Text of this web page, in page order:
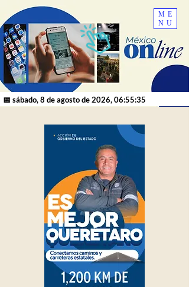
ME
NU
📅 sábado, 8 de agosto de 2026, 06:55:35